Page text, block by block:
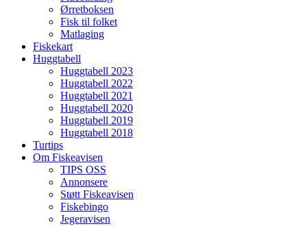
Ørretboksen
Fisk til folket
Matlaging
Fiskekart
Huggtabell
Huggtabell 2023
Huggtabell 2022
Huggtabell 2021
Huggtabell 2020
Huggtabell 2019
Huggtabell 2018
Turtips
Om Fiskeavisen
TIPS OSS
Annonsere
Støtt Fiskeavisen
Fiskebingo
Jegeravisen